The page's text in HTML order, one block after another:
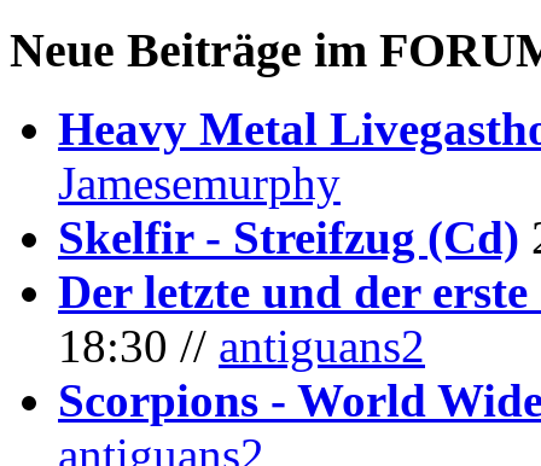
Neue Beiträge im
Heavy Metal
Jamesemurphy
Skelfir - Streifzug (Cd)
Der letzte und der erste
18:30 // antiguans2
Scorpions - World
antiguans2